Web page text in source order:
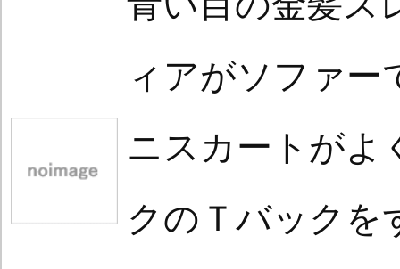
ィアがソファー
ニスカートがよ
クのＴバックを